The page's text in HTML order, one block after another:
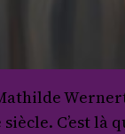
C’est là